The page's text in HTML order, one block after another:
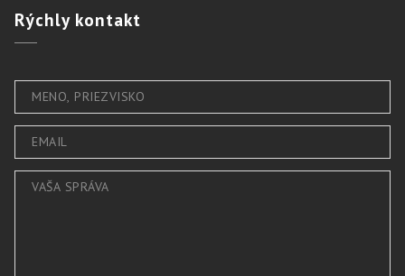
Rýchlykontakt